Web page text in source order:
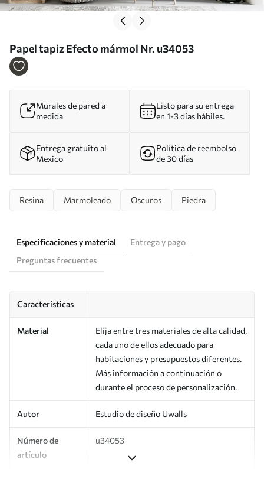
Papel tapiz Efecto mármol Nr. u34053
Murales de pared a
medida
Listo para su entrega
en 1-3 días hábiles.
Entrega gratuito al
Mexico
Política de reembolso
de 30 días
Resina Marmoleado Oscuros Piedra
Especificaciones y material
Entrega y pago
Preguntas frecuentes
Características
Material
Elija entre tres materiales de alta calidad,
cada uno de ellos adecuado para
habitaciones y presupuestos diferentes.
Más información a continuación o
durante el proceso de personalización.
Autor Estudio de diseño Uwalls
Número de
artículo
u34053